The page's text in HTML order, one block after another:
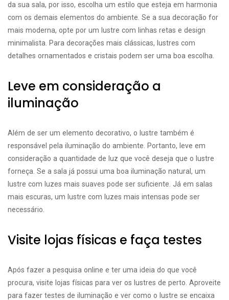
da sua sala, por isso, escolha um estilo que esteja em harmonia
com os demais elementos do ambiente. Se a sua decoração for
mais moderna, opte por um lustre com linhas retas e design
minimalista. Para decorações mais clássicas, lustres com
detalhes ornamentados e cristais podem ser uma boa escolha.
Leve em consideração a
iluminação
Além de ser um elemento decorativo, o lustre também é
responsável pela iluminação do ambiente. Portanto, leve em
consideração a quantidade de luz que você deseja que o lustre
forneça. Se a sala já possui uma boa iluminação natural, um
lustre com luzes mais suaves pode ser suficiente. Já em salas
mais escuras, um lustre com luzes mais intensas pode ser
necessário.
Visite lojas físicas e faça testes
Após fazer a pesquisa online e ter uma ideia do que você
procura, visite lojas físicas para ver os lustres de perto. Aproveite
para fazer testes de iluminação e ver como o lustre se encaixa